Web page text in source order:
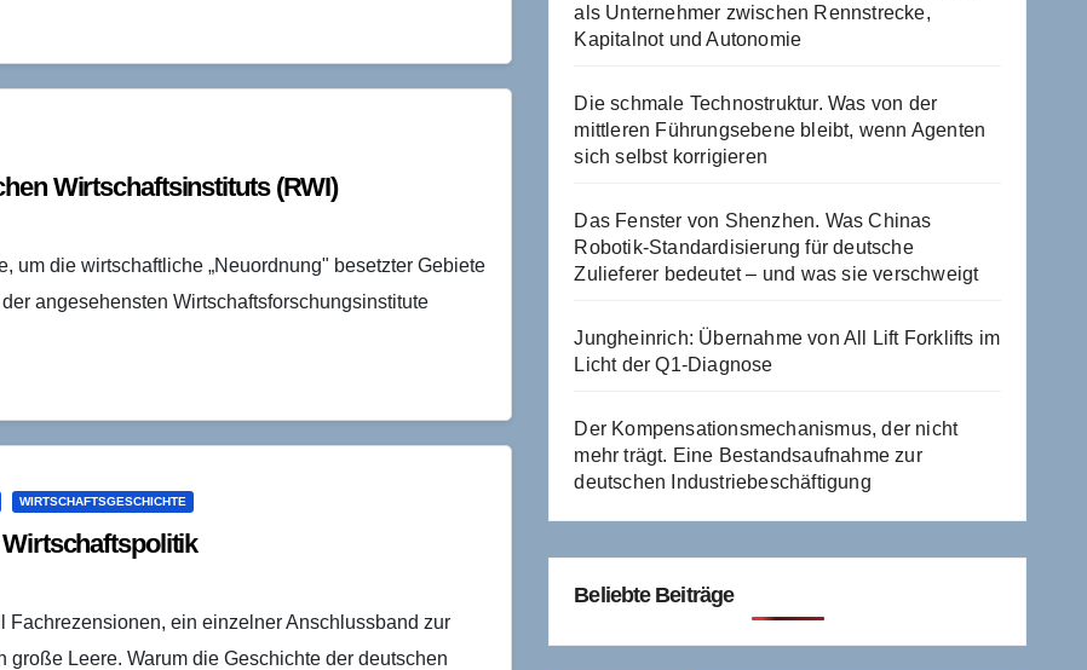
Wirtschaftsinstituts (RWI)
um die wirtschaftliche „Neuordnung" besetzter Gebiete
angesehensten Wirtschaftsforschungsinstitute
WIRTSCHAFTSGESCHICHTE
ein einzelner Anschlussband zur
Leere. Warum die Geschichte der deutschen
als Unternehmer zwischen Rennstrecke,
Kapitalnot und Autonomie
Die schmale Technostruktur. Was von der
mittleren Führungsebene bleibt, wenn Agenten
sich selbst korrigieren
Das Fenster von Shenzhen. Was Chinas
Robotik-Standardisierung für deutsche
Zulieferer bedeutet – und was sie verschweigt
Jungheinrich: Übernahme von All Lift Forklifts im
Licht der Q1-Diagnose
Der Kompensationsmechanismus, der nicht
mehr trägt. Eine Bestandsaufnahme zur
deutschen Industriebeschäftigung
Beliebte Beiträge